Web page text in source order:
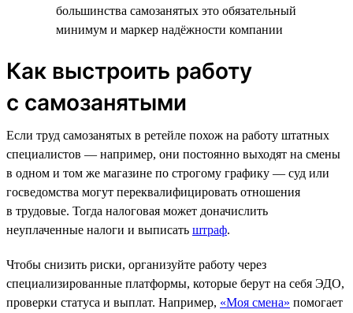
большинства самозанятых это обязательный
минимум и маркер надёжности компании
Как выстроить работу
с самозанятыми
Если труд самозанятых в ретейле похож на работу штатных
специалистов — например, они постоянно выходят на смены
в одном и том же магазине по строгому графику — суд или
госведомства могут переквалифицировать отношения
в трудовые. Тогда налоговая может доначислить
неуплаченные налоги и выписать штраф.
Чтобы снизить риски, организуйте работу через
специализированные платформы, которые берут на себя ЭДО,
проверки статуса и выплат. Например, «Моя смена» помогает